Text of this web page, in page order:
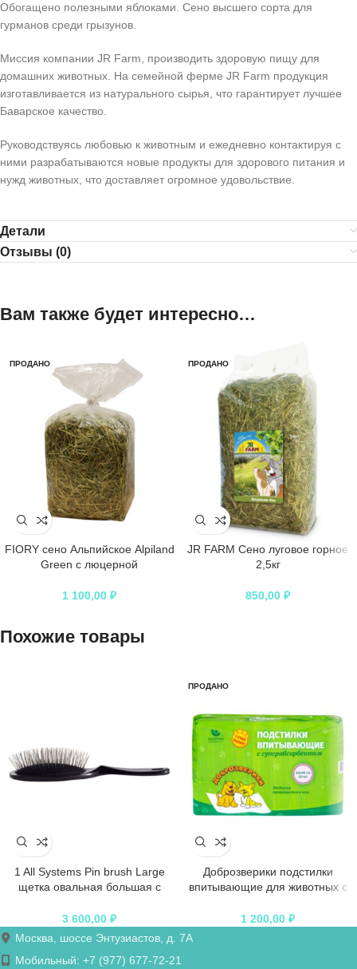
Обогащено полезными яблоками. Сено высшего сорта для
гурманов среди грызунов.
Миссия компании JR Farm, производить здоровую пищу для
домашних животных. На семейной ферме JR Farm продукция
изготавливается из натурального сырья, что гарантирует лучшее
Баварское качество.
Руководствуясь любовью к животным и ежедневно контактируя с
ними разрабатываются новые продукты для здорового питания и
нужд животных, что доставляет огромное удовольствие.
Детали
Отзывы (0)
Вам также будет интересно…
ПРОДАНО
FIORY сено Альпийское Alpiland
Green с люцерной
1 100,00 ₽
ПРОДАНО
JR FARM Сено луговое горное
2,5кг
850,00 ₽
Похожие товары
1 All Systems Pin brush Large
щетка овальная большая с
мм (цвета в ассортименте)
3 600,00 ₽
ПРОДАНО
Доброзверики подстилки
впитывающие для животных с
шт. “Сухие лапки”
1 200,00 ₽
Москва, шоссе Энтузиастов, д. 7А
Мобильный: +7 (977) 677-72-21